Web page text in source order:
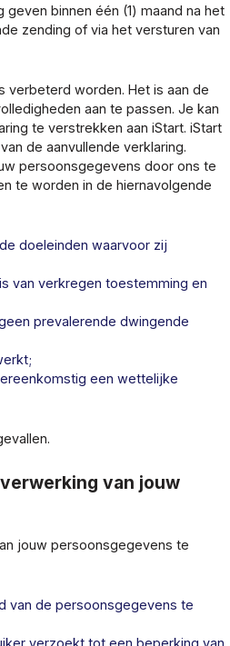
binnen één (1) maand na het
zending of via het versturen van
verbeterd worden. Het is aan de
aan te passen. Je kan
te verstrekken aan iStart. iStart
de aanvullende verklaring.
persoonsgegevens door ons te
te worden in de hiernavolgende
doeleinden waarvoor zij
van verkregen toestemming en
prevalerende dwingende
een wettelijke
van jouw
jouw persoonsgegevens te
van de persoonsgegevens te
verzoekt tot een beperking van